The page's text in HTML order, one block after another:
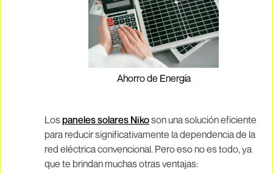
Ahorro de Energía
Lospaneles solares Nikoson una solución eficiente
para reducir significativamente la dependencia de la
red eléctrica convencional. Pero eso no es todo, ya
que te brindan muchas otras ventajas: